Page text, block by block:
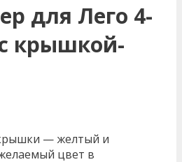
для Лего 4-
крышкой-
— желтый и
цвет в